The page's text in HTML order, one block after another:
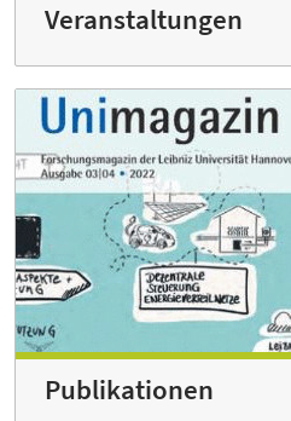
Veranstaltungen
Publikationen